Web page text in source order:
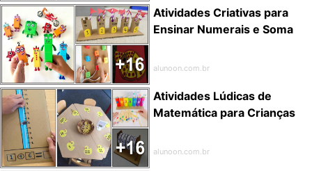
Atividades Criativas para
Ensinar Numerais e Soma
alunoon.com.br
Atividades Lúdicas de
Matemática para Crianças
alunoon.com.br